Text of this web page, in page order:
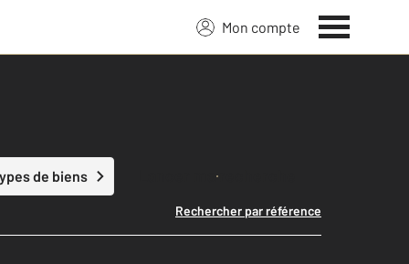
Mon compte
de biens Lancer ma recherche
Rechercher par référence